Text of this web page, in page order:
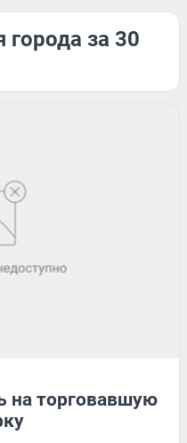
за 30
на торговавшую